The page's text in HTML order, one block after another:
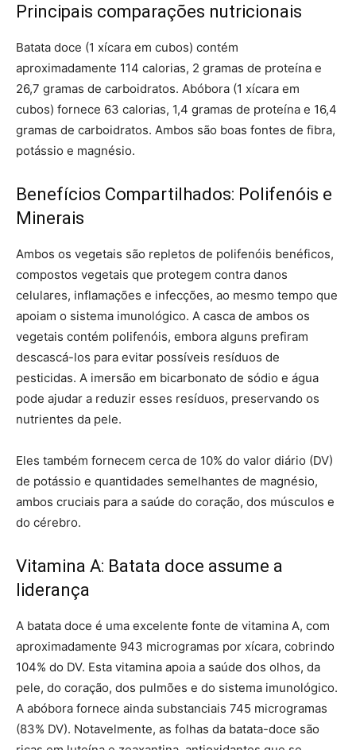
Principais comparações nutricionais
Batata doce (1 xícara em cubos) contém
aproximadamente 114 calorias, 2 gramas de proteína e
26,7 gramas de carboidratos. Abóbora (1 xícara em
cubos) fornece 63 calorias, 1,4 gramas de proteína e 16,4
gramas de carboidratos. Ambos são boas fontes de fibra,
potássio e magnésio.
Benefícios Compartilhados: Polifenóis e
Minerais
Ambos os vegetais são repletos de polifenóis benéficos,
compostos vegetais que protegem contra danos
celulares, inflamações e infecções, ao mesmo tempo que
apoiam o sistema imunológico. A casca de ambos os
vegetais contém polifenóis, embora alguns prefiram
descascá-los para evitar possíveis resíduos de
pesticidas. A imersão em bicarbonato de sódio e água
pode ajudar a reduzir esses resíduos, preservando os
nutrientes da pele.
Eles também fornecem cerca de 10% do valor diário (DV)
de potássio e quantidades semelhantes de magnésio,
ambos cruciais para a saúde do coração, dos músculos e
do cérebro.
Vitamina A: Batata doce assume a
liderança
A batata doce é uma excelente fonte de vitamina A, com
aproximadamente 943 microgramas por xícara, cobrindo
104% do DV. Esta vitamina apoia a saúde dos olhos, da
pele, do coração, dos pulmões e do sistema imunológico.
A abóbora fornece ainda substanciais 745 microgramas
(83% DV). Notavelmente, as folhas da batata-doce são